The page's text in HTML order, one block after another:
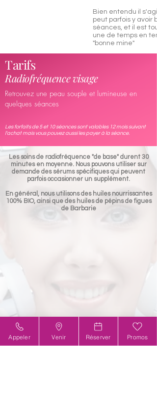
Bien entendu il
peut parfois y avoir
séances, et il est
une de temps en
"bonne mine"
Tarifs
Radiofréquence visage
Retrouvez une peau souple et lumineuse en
quelques séances
Les forfaits de 5 et 10 séances sont valables 12 mois suivant
l'achat mais vous pouvez aussi les payer à la séance.
Les soins de radiofréquence "de base" durent 30
minutes en moyenne. Nous pouvons utiliser sur
demande des sérums spécifiques qui peuvent
parfois occasionner un supplément.
En général, nous utilisons des huiles nourrissantes
100% BIO, ainsi que des huiles de pépins de figues
de Barbarie
Appeler Venir Réserver Promos